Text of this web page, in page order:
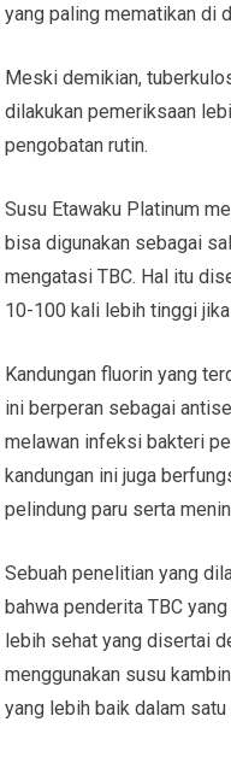
yang paling mematikan di
Meski demikian,
dilakukan pemeriksaan
pengobatan rutin.
Susu Etawaku Platinum
bisa digunakan sebagai
mengatasi TBC. Hal itu
10-100 kali lebih tinggi
Kandungan fluorin yang
ini berperan sebagai
melawan infeksi bakteri
kandungan ini juga
pelindung paru serta
Sebuah penelitian yang
bahwa penderita TBC
lebih sehat yang disertai
menggunakan susu
yang lebih baik dalam satu